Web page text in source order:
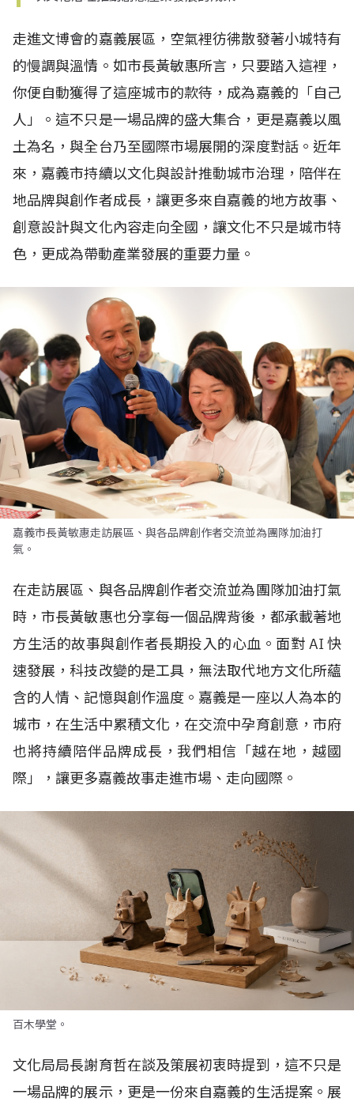
走進文博會的嘉義展區，空氣裡彷彿散發著小城特有
的慢調與溫情。如市長黃敏惠所言，只要踏入這裡，
你便自動獲得了這座城市的款待，成為嘉義的「自己
人」。這不只是一場品牌的盛大集合，更是嘉義以風
土為名，與全台乃至國際市場展開的深度對話。近年
來，嘉義市持續以文化與設計推動城市治理，陪伴在
地品牌與創作者成長，讓更多來自嘉義的地方故事、
創意設計與文化內容走向全國，讓文化不只是城市特
色，更成為帶動產業發展的重要力量。
嘉義市長黃敏惠走訪展區、與各品牌創作者交流並為團隊加油打
氣。
在走訪展區、與各品牌創作者交流並為團隊加油打氣
時，市長黃敏惠也分享每一個品牌背後，都承載著地
方生活的故事與創作者長期投入的心血。面對 AI快
速發展，科技改變的是工具，無法取代地方文化所蘊
含的人情、記憶與創作溫度。嘉義是一座以人為本的
城市，在生活中累積文化，在交流中孕育創意，市府
也將持續陪伴品牌成長，我們相信「越在地，越國
際」，讓更多嘉義故事走進市場、走向國際。
百木學堂。
文化局局長謝育哲在談及策展初衷時提到，這不只是
一場品牌的展示，更是一份來自嘉義的生活提案。展